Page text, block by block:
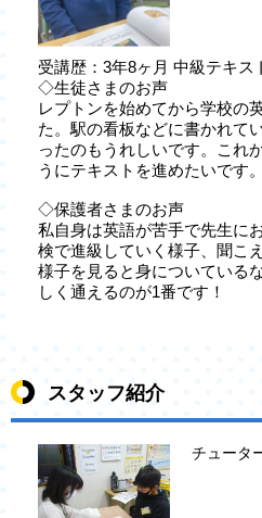
受講歴：3年8ヶ月 中級テキス
◇生徒さまのお声
レプトンを始めてから学校の
た。駅の看板などに書かれて
ったのもうれしいです。これ
うにテキストを進めたいです。
◇保護者さまのお声
私自身は英語が苦手で先生に
検で進級していく様子、聞こ
様子を見ると身についている
しく通えるのが1番です！
スタッフ紹介
チュータ